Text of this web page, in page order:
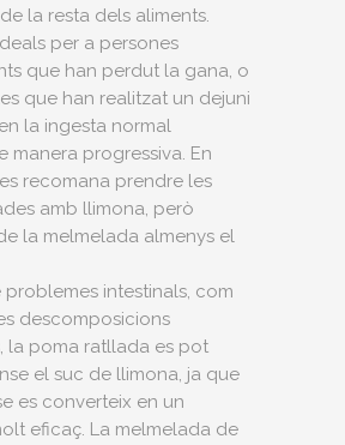
de la resta dels aliments.
per a persones
que han perdut la gana, o
que han realitzat un dejuni
la ingesta normal
manera progressiva. En
recomana prendre les
amb llimona, però
la melmelada almenys el
problemes intestinals, com
descomposicions
la poma ratllada es pot
el suc de llimona, ja que
es converteix en un
eficaç. La melmelada de